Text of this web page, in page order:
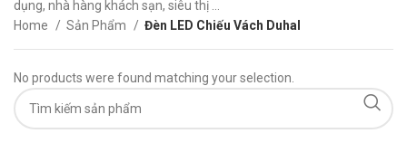
dụng, nhà hàng khách sạn, siêu thị …
Home
Sản Phẩm Đèn LED Chiếu Vách Duhal
No products were found matching your selection.